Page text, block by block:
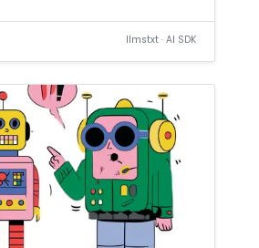
llmstxt · AI SDK